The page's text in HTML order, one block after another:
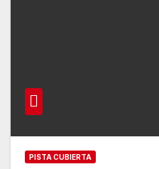
PISTA CUBIERTA